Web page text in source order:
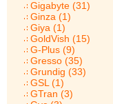
Gigabyte (31)
Ginza (1)
Giya (1)
GoldVish (15)
G-Plus (9)
Gresso (35)
Grundig (33)
GSL (1)
GTran (3)